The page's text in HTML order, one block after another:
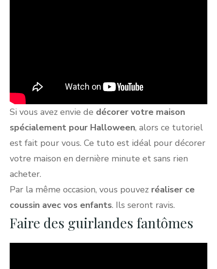
Si vous avez envie de décorer votre maison
spécialement pour Halloween, alors ce tutoriel
est fait pour vous. Ce tuto est idéal pour décorer
votre maison en dernière minute et sans rien
acheter.
Par la même occasion, vous pouvez réaliser ce
coussin avec vos enfants. Ils seront ravis.
Faire des guirlandes fantômes